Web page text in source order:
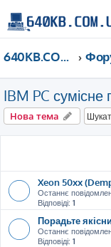
640KB.COM.UA
IBM PC сумісне
Нова тема
Xeon 50xx
Останнє
Відповіді: 1
Порадьте
Останнє
Відповіді: 1